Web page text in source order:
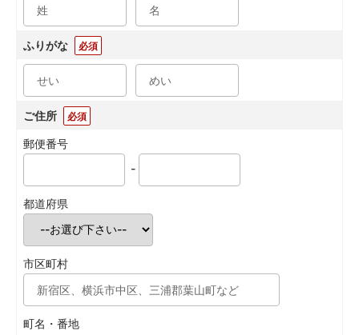
ふりがな 必須
ご住所 必須
郵便番号
-
都道府県
市区町村
町名・番地